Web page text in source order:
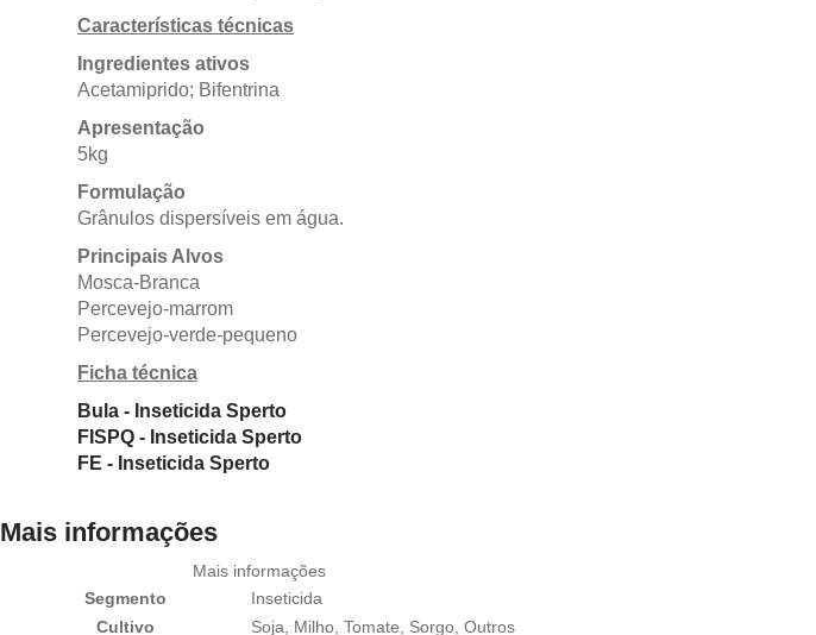
Características técnicas
Ingredientes ativos
Acetamiprido; Bifentrina
Apresentação
5kg
Formulação
Grânulos dispersíveis em água.
Principais Alvos
Mosca-Branca
Percevejo-marrom
Percevejo-verde-pequeno
Ficha técnica
Bula - Inseticida Sperto
FISPQ - Inseticida Sperto
FE - Inseticida Sperto
Mais informações
Mais informações
Segmento
Inseticida
Cultivo
Soja, Milho, Tomate, Sorgo, Outros